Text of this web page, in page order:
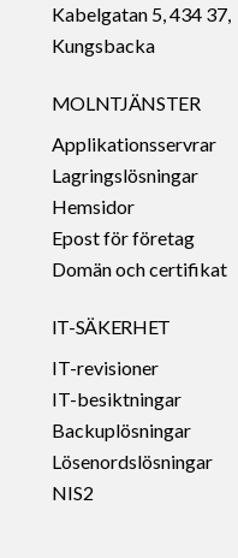
Kabelgatan 5, 434 37,
Kungsbacka
MOLNTJÄNSTER
Applikationsservrar
Lagringslösningar
Hemsidor
Epost för företag
Domän och certifikat
IT-SÄKERHET
IT-revisioner
IT-besiktningar
Backuplösningar
Lösenordslösningar
NIS2